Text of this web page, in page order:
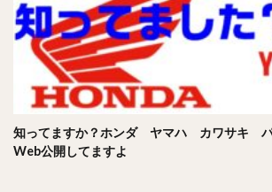
知ってますか？ホンダ ヤマハ カワサキ パ
Web公開してますよ